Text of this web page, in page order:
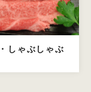
しゃぶしゃぶ